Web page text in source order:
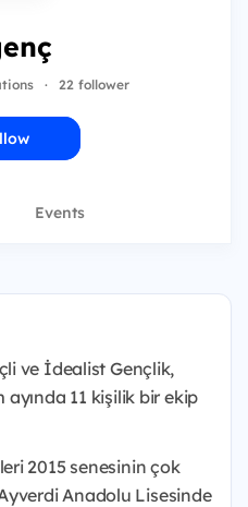
· 22 follower
Events
ve İdealist Gençlik,
ayında 11 kişilik bir ekip
2015 senesinin çok
Anadolu Lisesinde